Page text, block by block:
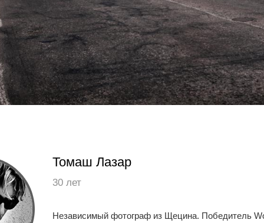
Томаш Лазар
30 лет
Независимый фотограф из Щецина. Победитель